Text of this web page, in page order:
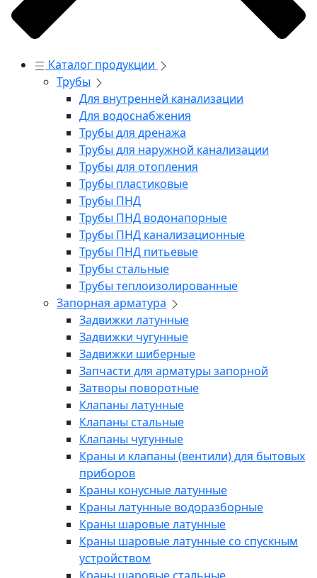
Каталог продукции
Трубы
Для внутренней канализации
Для водоснабжения
Трубы для дренажа
Трубы для наружной канализации
Трубы для отопления
Трубы пластиковые
Трубы ПНД
Трубы ПНД водонапорные
Трубы ПНД канализационные
Трубы ПНД питьевые
Трубы стальные
Трубы теплоизолированные
Запорная арматура
Задвижки латунные
Задвижки чугунные
Задвижки шиберные
Запчасти для арматуры запорной
Затворы поворотные
Клапаны латунные
Клапаны стальные
Клапаны чугунные
Краны и клапаны (вентили) для бытовых
приборов
Краны конусные латунные
Краны латунные водоразборные
Краны шаровые латунные
Краны шаровые латунные со спускным
устройством